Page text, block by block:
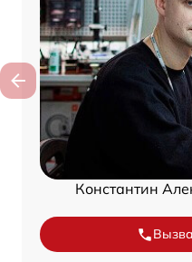
Константин